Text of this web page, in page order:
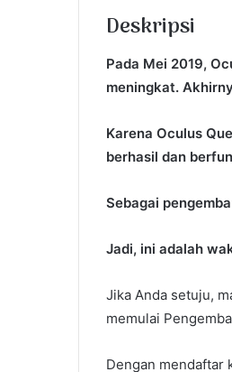
Deskripsi
Pada Mei 2019,
meningkat.
Karena Oculus
berhasil dan
Sebagai
Jadi, ini adalah
Jika Anda setuju,
memulai
Dengan mendaftar